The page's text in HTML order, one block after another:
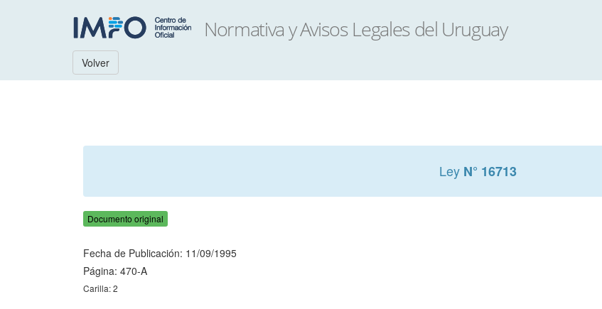
Volver
Ley N° 16713
Documento original
Fecha de Publicación: 11/09/1995
Página: 470-A
Carilla: 2